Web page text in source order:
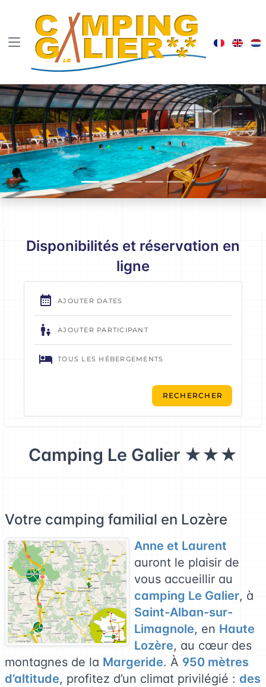
Visiter
Disponibilités et réservation en
ligne
Camping Le Galier ★★★
Votre camping familial en Lozère
Anne et Laurent
auront le plaisir de
vous accueillir au
camping Le Galier, à
Saint-Alban-sur-
Limagnole, en Haute
Lozère, au cœur des
montagnes de la Margeride. À 950 mètres
d’altitude, profitez d’un climat privilégié : des